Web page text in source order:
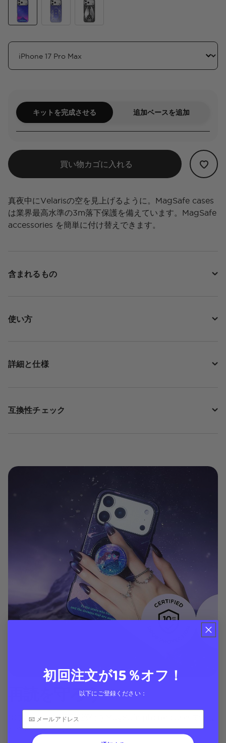
キットを完成させる 追加ベースを追加
買い物カゴに入れる
真夜中にVelarisの空を見上げるように。MagSafe cases
は業界最高水準の3m落下保護を備えています。MagSafe
accessories を簡単に付け替えできます。
含まれるもの
使い方
詳細と仕様
互換性チェック
再読を守ろう
10フィートの落下保護付きMagSafe phone casesであな
たの物語を守ろう
初回注文が15％オフ！
以下にご登録ください：